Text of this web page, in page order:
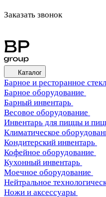
Заказать звонок
Каталог
Барное и ресторанное
Барное оборудование
Барный инвентарь
Весовое оборудование
Инвентарь для пиццы и
Климатическое
Кондитерский инвентарь
Кофейное оборудование
Кухонный инвентарь
Моечное оборудование
Нейтральное
Ножи и аксессуары